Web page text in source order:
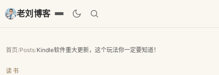
老刘博客
首页/Posts/Kindle软件重大更新，这个玩法你一定要知道！
读书